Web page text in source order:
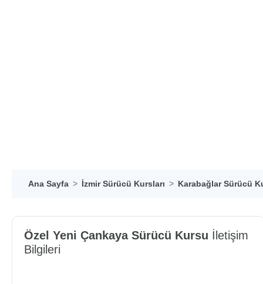
Ana Sayfa İzmir Sürücü Kursları Karabağlar Sürücü
Özel Yeni Çankaya Sürücü Kursu İletişim
Bilgileri